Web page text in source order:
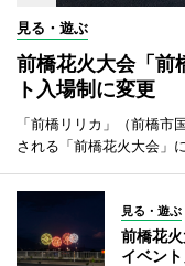
見る・遊ぶ
前橋花火大会「
ト入場制に変更
「前橋リリカ」（前橋
される「前橋花火大会」
見る・遊ぶ
前橋花
イベン